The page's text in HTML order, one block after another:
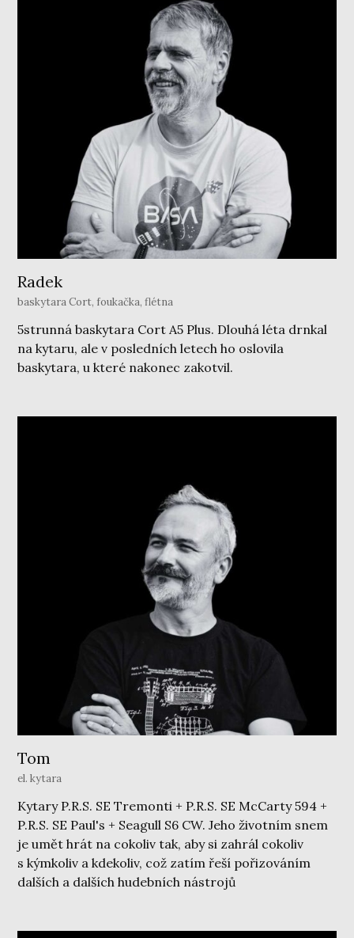
Radek
baskytara Cort, foukačka, flétna
5strunná baskytara Cort A5 Plus. Dlouhá léta drnkal
na kytaru, ale v posledních letech ho oslovila
baskytara, u které nakonec zakotvil.
Tom
el. kytara
Kytary P.R.S. SE Tremonti + P.R.S. SE McCarty 594 +
P.R.S. SE Paul's + Seagull S6 CW. Jeho životním snem
je umět hrát na cokoliv tak, aby si zahrál cokoliv
s kýmkoliv a kdekoliv, což zatím řeší pořizováním
dalších a dalších hudebních nástrojů